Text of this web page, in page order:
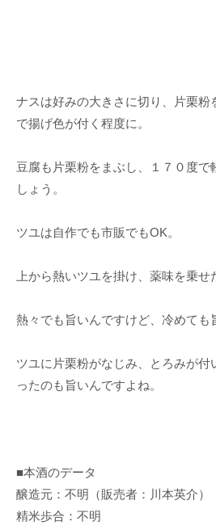
ナスは好みの大きさに切り、片栗粉
で揚げ色が付く程度に。
豆腐も片栗粉をまぶし、１７０度で
しょう。
ツユは自作でも市販でもOK。
上から熱いツユを掛け、薬味を乗せ
熱々でも旨いんですけど、冷めても
ツユに片栗粉がなじみ、とろみが付
ったのも旨いんですよね。
■本酒のデータ
醸造元：不明（販売者：川本英介）
精米歩合：不明